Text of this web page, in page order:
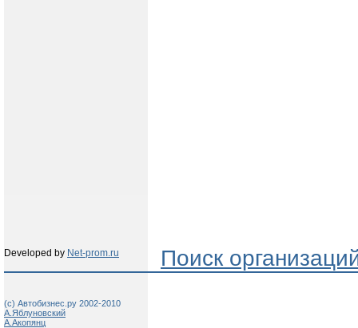
Developed by Net-prom.ru Поиск
(c) Автобизнес.ру 2002-2010
А.Яблуновский
А.Акопянц